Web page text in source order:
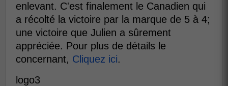
enlevant. C'est finalement le Canadien qui
a récolté la victoire par la marque de 5 à 4;
une victoire que Julien a sûrement
appréciée. Pour plus de détails le
concernant, Cliquez ici.
logo3